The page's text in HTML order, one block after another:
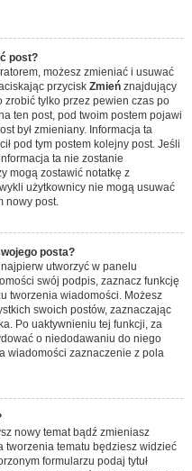
post?
możesz zmieniać i usuwać
przycisk Zmień znajdujący
zrobić tylko przez pewien czas po
ten post, pod twoim postem pojawi
był zmieniany. Informacja ta
pod tym postem kolejny post. Jeśli
ta nie zostanie
mogą zostawić notatkę z
użytkownicy nie mogą usuwać
nowy post.
posta?
utworzyć w panelu
swój podpis, zaznacz funkcję
tworzenia wiadomości. Możesz
swoich postów, zaznaczając
Po uaktywnieniu tej funkcji, za
o niedodawaniu do niego
wiadomości zaznaczenie z pola
nowy temat bądź zmieniasz
tworzenia tematu będziesz widzieć
formularzu podaj tytuł